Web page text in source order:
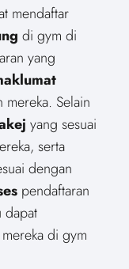
mendaftar
di gym di
yang
mereka. Selain
yang sesuai
serta
dengan
pendaftaran
dapat
di gym